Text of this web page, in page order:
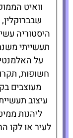
וואיט
היסטוריה
על
חשופות,
מעוצבים
עיצוב
ליהנות
לעיר או לקו